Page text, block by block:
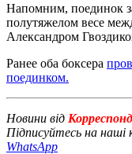
Напомним, поединок
полутяжелом весе
Александром
Ранее оба боксера
поединком.
Новини від
Підписуйтесь на наші
WhatsApp